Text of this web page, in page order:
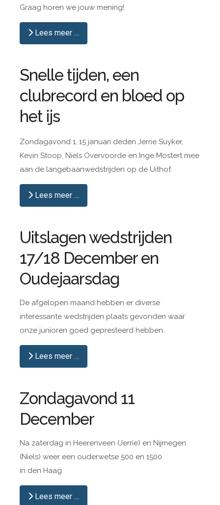
Graag horen we jouw mening!
Lees meer …
Snelle tijden, een
clubrecord en bloed op
het ijs
Zondagavond 1, 15 januari deden Jerrie Suyker,
Kevin Stoop, Niels Overvoorde en Inge Mostert mee
aan de langebaanwedstrijden op de Uithof.
Lees meer …
Uitslagen wedstrijden
17/18 December en
Oudejaarsdag
De afgelopen maand hebben er diverse
interessante wedstrijden plaats gevonden waar
onze junioren goed gepresteerd hebben.
Lees meer …
Zondagavond 11
December
Na zaterdag in Heerenveen (Jerrie) en Nijmegen
(Niels) weer een ouderwetse 500 en 1500
in den Haag
Lees meer …